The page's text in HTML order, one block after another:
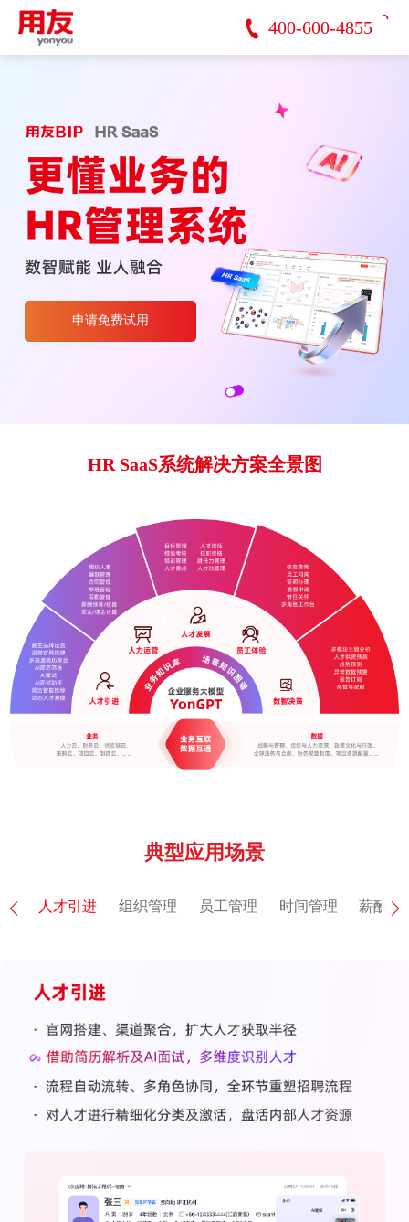
申请免费试用
400-600-4855
HR SaaS系统解决方案全景图
典型应用场景
人才引进 组织管理 员工管理 时间管理 薪酬管